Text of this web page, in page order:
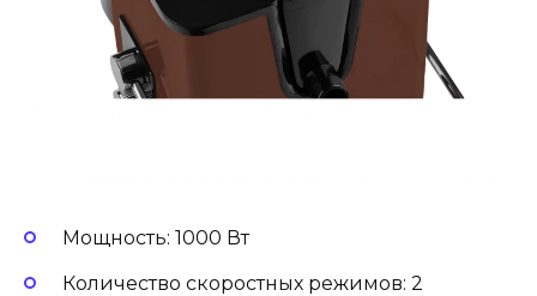
Мощность: 1000 Вт
Количество скоростных режимов: 2